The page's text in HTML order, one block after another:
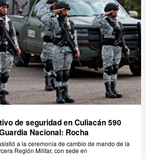
de seguridad en Culiacán 590
Nacional: Rocha
a la ceremonia de cambio de mando de la
Región Militar, con sede en